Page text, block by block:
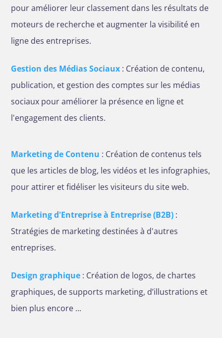
pour améliorer leur classement dans les résultats de
moteurs de recherche et augmenter la visibilité en
ligne des entreprises.
Gestion des Médias Sociaux : Création de contenu,
publication, et gestion des comptes sur les médias
sociaux pour améliorer la présence en ligne et
l'engagement des clients.
Marketing de Contenu : Création de contenus tels
que les articles de blog, les vidéos et les infographies,
pour attirer et fidéliser les visiteurs du site web.
Marketing d'Entreprise à Entreprise (B2B) :
Stratégies de marketing destinées à d'autres
entreprises.
Design graphique : Création de logos, de chartes
graphiques, de supports marketing, d’illustrations et
bien plus encore ...